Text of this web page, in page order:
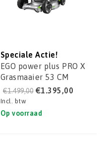
Speciale Actie!
EGO power plus PRO X
Grasmaaier 53 CM
LMX5300SP
€1.499,00 €1.395,00
Incl. btw
Op voorraad